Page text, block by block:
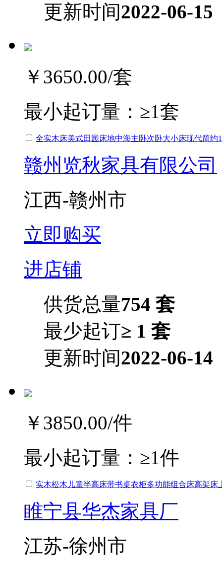
更新时间2022-06-15
￥3650.00/套
最小起订量： ≥1套
全实木床美式田园床地中海主卧次卧大小床现代简约
赣州览秋家具有限公司
江西-赣州市
立即购买
进店铺
供货总量754 套
最少起订≥ 1 套
更新时间2022-06-14
￥3850.00/件
最小起订量： ≥1件
实木松木儿童半高床带书桌衣柜多功能组合床高架床
睢宁县华杰家具厂
江苏-徐州市